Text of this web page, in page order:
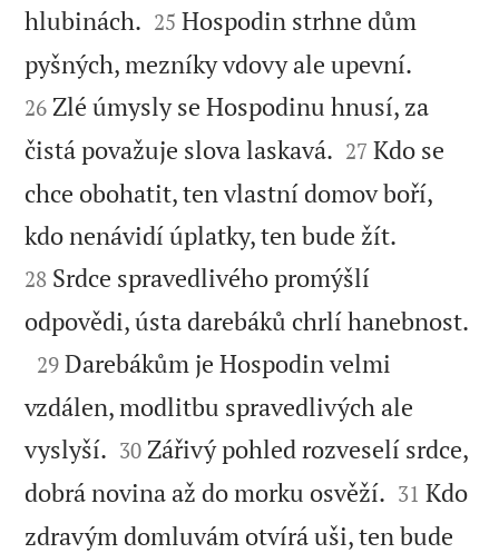
hlubinách. 

25 Hospodin strhne dům
pyšných, mezníky vdovy ale upevní.
26 Zlé úmysly se Hospodinu hnusí, za
čistá považuje slova laskavá. 

27 Kdo se
chce obohatit, ten vlastní domov boří,
kdo nenávidí úplatky, ten bude žít.
28 Srdce spravedlivého promýšlí
odpovědi, ústa darebáků chrlí hanebnost.

29 Darebákům je Hospodin velmi
vzdálen, modlitbu spravedlivých ale
vyslyší. 

30 Zářivý pohled rozveselí srdce,
dobrá novina až do morku osvěží. 

31 Kdo
zdravým domluvám otvírá uši, ten bude